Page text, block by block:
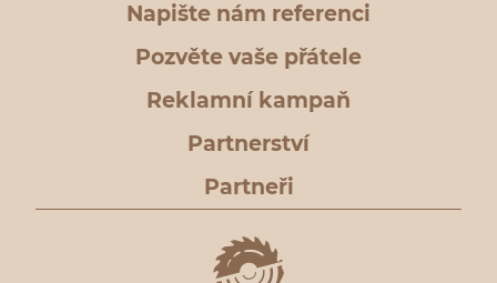
Napište nám referenci
Pozvěte vaše přátele
Reklamní kampaň
Partnerství
Partneři